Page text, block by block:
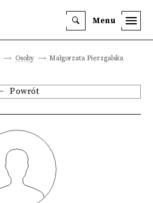
Menu
Osoby Małgorzata Pierzgalska
Powrót